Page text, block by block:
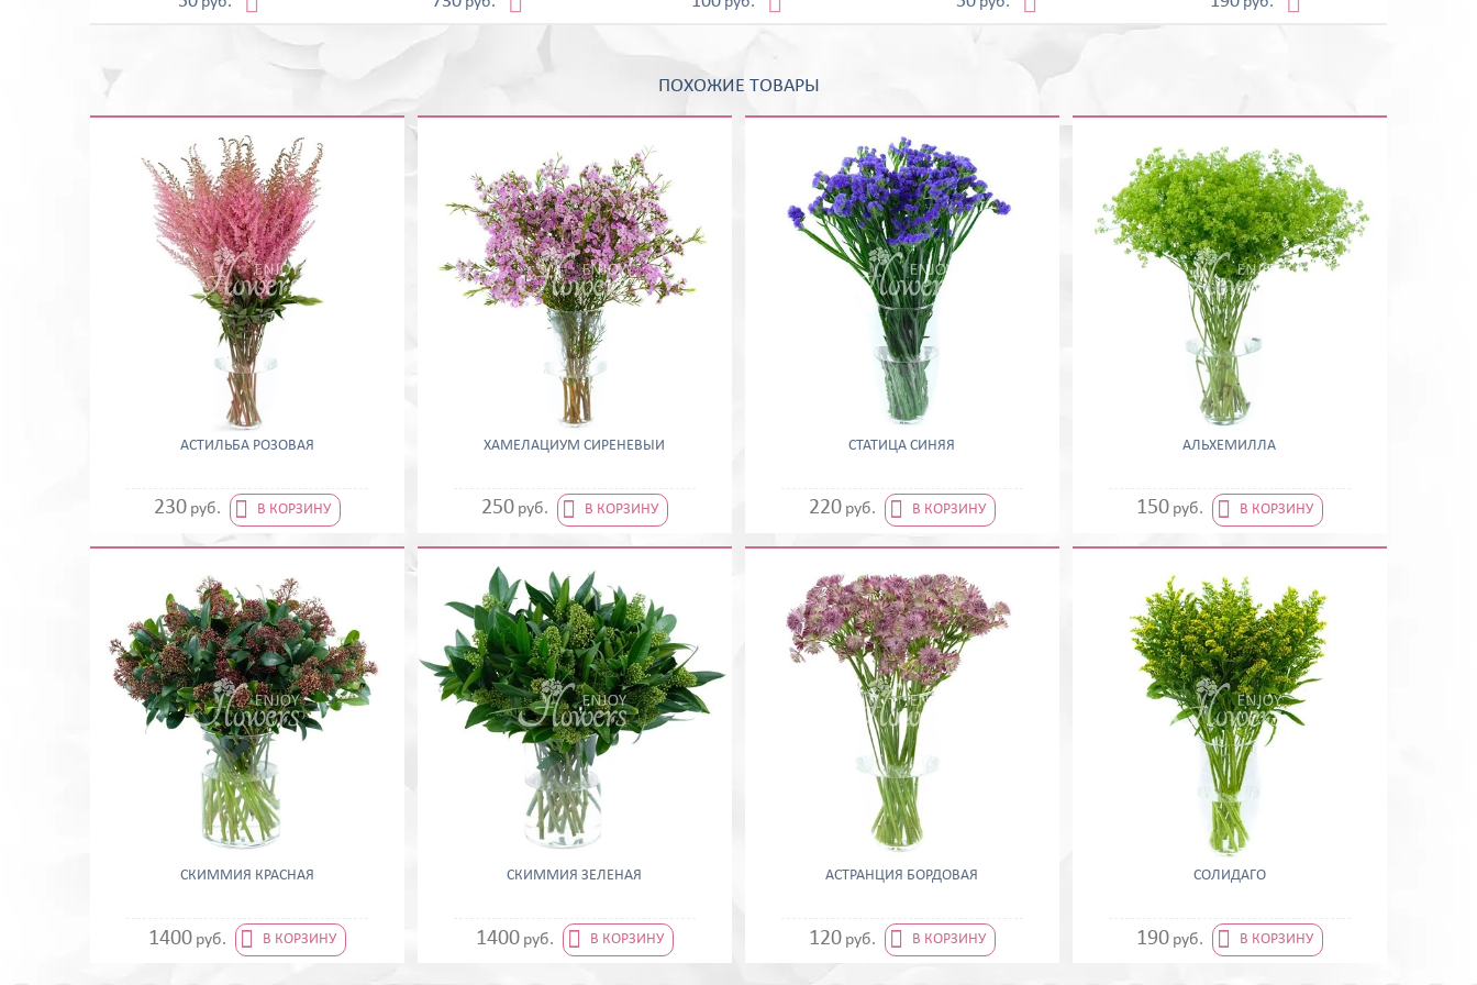
ПОХОЖИЕ ТОВАРЫ
АСТИЛЬБА РОЗОВАЯ
230 руб.  В КОРЗИНУ
ХАМЕЛАЦИУМ СИРЕНЕВЫЙ
250 руб.  В КОРЗИНУ
СТАТИЦА СИНЯЯ
220 руб.  В КОРЗИНУ
АЛЬХЕМИЛЛА
150 руб.  В КОРЗИНУ
СКИММИЯ КРАСНАЯ
1400 руб.  В КОРЗИНУ
СКИММИЯ ЗЕЛЕНАЯ
1400 руб.  В КОРЗИНУ
АСТРАНЦИЯ БОРДОВАЯ
120 руб.  В КОРЗИНУ
СОЛИДАГО
190 руб.  В КОРЗИНУ